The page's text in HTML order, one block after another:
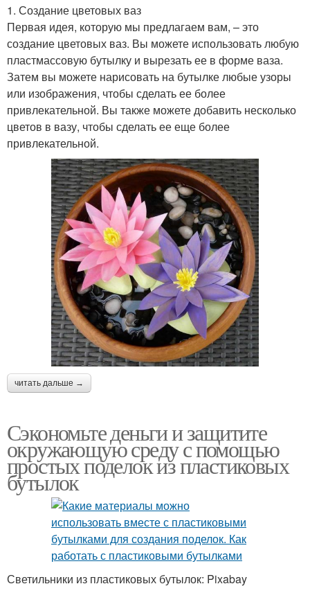
1. Создание цветовых ваз
Первая идея, которую мы предлагаем вам, – это
создание цветовых ваз. Вы можете использовать любую
пластмассовую бутылку и вырезать ее в форме ваза.
Затем вы можете нарисовать на бутылке любые узоры
или изображения, чтобы сделать ее более
привлекательной. Вы также можете добавить несколько
цветов в вазу, чтобы сделать ее еще более
привлекательной.
читать дальше →
Сэкономьте деньги и защитите
окружающую среду с помощью
простых поделок из пластиковых
бутылок
Светильники из пластиковых бутылок: Pixabay